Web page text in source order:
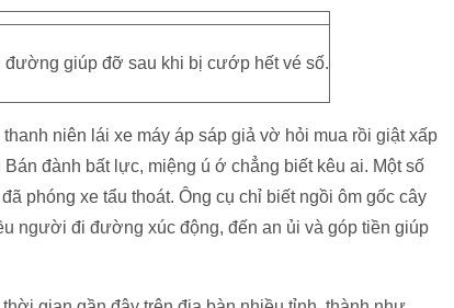
giúp đỡ sau khi bị cướp hết vé số.
niên lái xe máy áp sáp giả vờ hỏi mua rồi giật xấp
đành bất lực, miệng ú ớ chẳng biết kêu ai. Một số
phóng xe tẩu thoát. Ông cụ chỉ biết ngồi ôm gốc cây
người đi đường xúc động, đến an ủi và góp tiền giúp